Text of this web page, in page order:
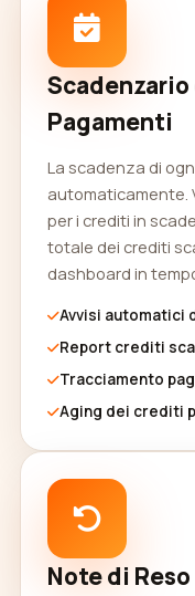
Pagamenti
La scadenza di
automaticamente.
per i crediti in
totale dei crediti
dashboard in
Avvisi automatici
Report crediti
Tracciamento
Aging dei crediti
Note di